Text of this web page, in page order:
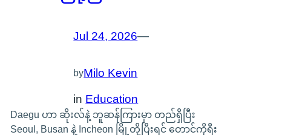
Jul 24, 2026—
byMilo Kevin
in Education
Daegu ဟာ ဆိုးလ်နဲ့ ဘူဆန်ကြားမှာ တည်ရှိပြီး
Seoul, Busan နဲ့ Incheon မြို့တို့ပြီးရင် တောင်ကိုရီး